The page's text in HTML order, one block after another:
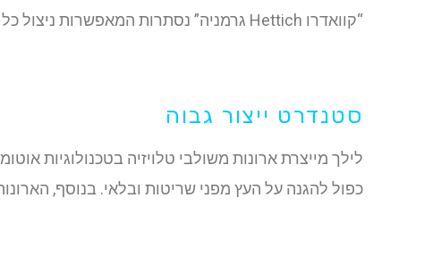
“קוואדרו Hettich גרמניה” נסתרות המאפשרות ניצול כל רוחב המגירה לסגירה ופתיחה חלקים.
סטנדרט ייצור גבוה
לילך מייצרת ארונות משולבי טלויזיה בטכנולוגיות
כפול להגנה על העץ מפני שריטות ובלאי. בנוסף,